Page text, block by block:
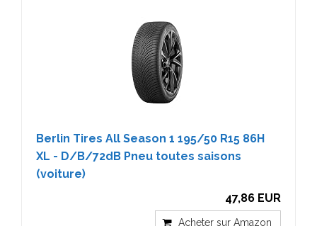
Berlin Tires All Season 1 195/50 R15 86H
XL - D/B/72dB Pneu toutes saisons
(voiture)
47,86 EUR
Acheter sur Amazon